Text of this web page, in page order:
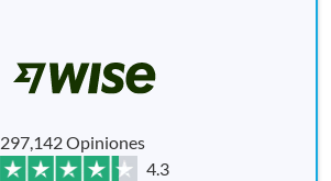
297,142 Opiniones
4.3